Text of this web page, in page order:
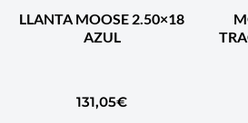
LLANTA MOOSE 2.50×18
AZUL
131,05€